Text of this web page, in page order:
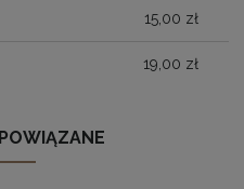
15,00 zł
19,00 zł